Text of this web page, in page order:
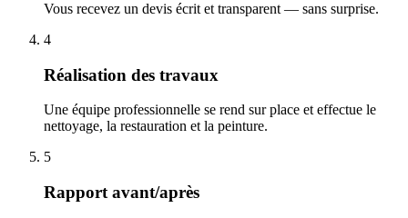
Vous recevez un devis écrit et transparent — sans surprise.
4
Réalisation des travaux
Une équipe professionnelle se rend sur place et effectue le
nettoyage, la restauration et la peinture.
5
Rapport avant/après